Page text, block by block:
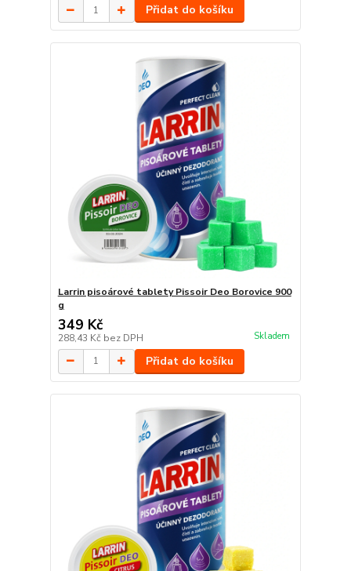
Přidat do košíku
Larrin pisoárové tablety Pissoir Deo Borovice 900
g
349 Kč
288,43 Kč bez DPH Skladem
Přidat do košíku